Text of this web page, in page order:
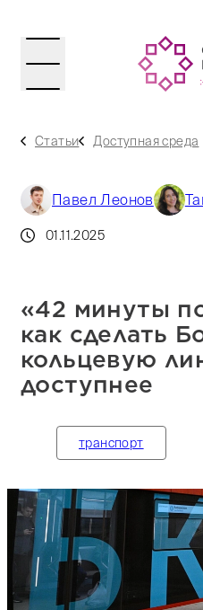
Статьи Доступная среда
Павел Леонов
01.11.2025
«42 минуты
как сделать
кольцевую
доступнее
транспорт